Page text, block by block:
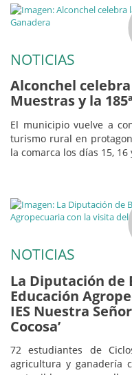
NOTICIAS
Alconchel
Muestras y la
El municipio vuelve a
turismo rural en
la comarca los días 15, 16
NOTICIAS
La Diputación de
Educación
IES Nuestra
Cocosa’
72 estudiantes de
agricultura y ganadería